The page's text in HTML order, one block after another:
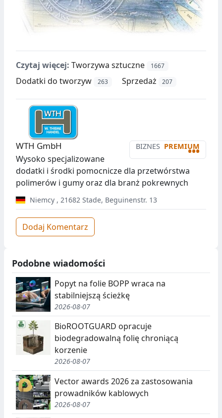
Czytaj więcej: Tworzywa sztuczne 1667
Dodatki do tworzyw 263 Sprzedaż 207
BIZNES PREMIUM
•••
WTH GmbH
Wysoko specjalizowane
dodatki i środki pomocnicze dla przetwórstwa
polimerów i gumy oraz dla branż pokrewnych
Niemcy, 21682 Stade, Beguinenstr. 13
Dodaj Komentarz
Podobne wiadomości
Popyt na folie BOPP wraca na
stabilniejszą ścieżkę
2026-08-07
BioROOTGUARD opracuje
biodegradowalną folię chroniącą
korzenie
2026-08-07
Vector awards 2026 za zastosowania
prowadników kablowych
2026-08-07